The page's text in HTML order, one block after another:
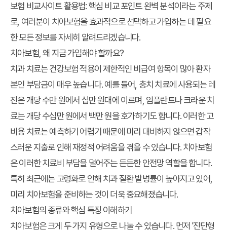
보험 비교사이트 활용법: 핵심 비교 포인트 완벽 분석이라는 주제
로, 여러분이 치아보험을 효과적으로 선택하고 가입하는 데 필요
한 모든 정보를 자세히 알려드리겠습니다.
치아보험, 왜 지금 가입해야 할까요?
치과 치료는 건강보험 적용이 제한적인 비급여 항목이 많아 환자
본인 부담금이 매우 높습니다. 예를 들어, 충치 치료에 사용되는 레
진은 개당 수만 원에서 십만 원대에 이르며, 임플란트나 크라운 치
료는 개당 수십만 원에서 백만 원을 호가하기도 합니다. 이러한 고
비용 치료는 예측하기 어렵기 때문에 미리 대비하지 않으면 갑작
스러운 지출로 인해 재정적 어려움을 겪을 수 있습니다. 치아보험
은 이러한 치료비 부담을 덜어주는 든든한 안전망 역할을 합니다.
특히 최근에는 고령화로 인해 치과 질환 발병률이 높아지고 있어,
미리 치아보험을 준비하는 것이 더욱 중요해졌습니다.
치아보험의 종류와 핵심 특징 이해하기
치아보험은 크게 두 가지 유형으로 나눌 수 있습니다. 먼저 '진단형